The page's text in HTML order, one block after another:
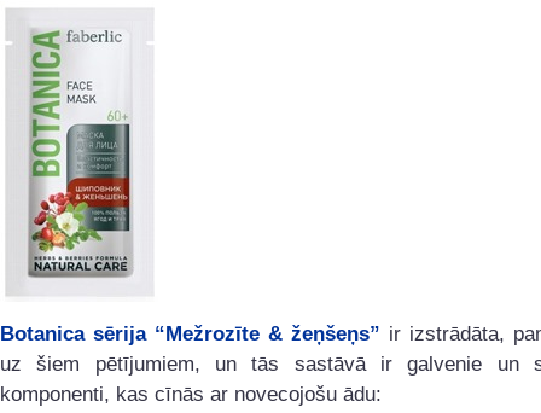
Botanica sērija “Mežrozīte & žeņšeņs” ir izstrādāta,
uz šiem pētījumiem, un tās sastāvā ir galvenie un
komponenti, kas cīnās ar novecojošu ādu: